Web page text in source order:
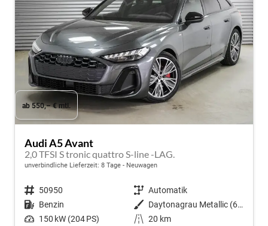
ab 550,– € mtl.
Audi A5 Avant
2,0 TFSI S tronic quattro S-line -LAG.
unverbindliche Lieferzeit: 8 Tage Neuwagen
Fahrzeugnr. 50950 Getriebe Automatik
Kraftstoff Benzin Außenfarbe
Daytonagrau Metallic (6Y)
Leistung 150 kW (204 PS) Kilometerstand 20 km